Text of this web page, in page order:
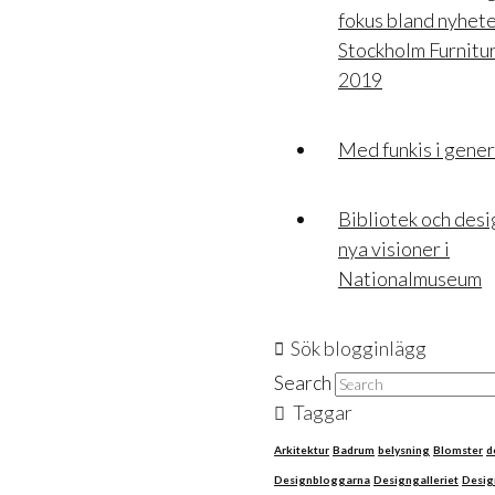
fokus bland
Stockholm
2019
Med funkis i
Bibliotek och
nya visioner i
Nationalmuseum
Sök blogginlägg
Search
Taggar
Arkitektur Badrum belysning Blomster
Designbloggarna Designgalleriet